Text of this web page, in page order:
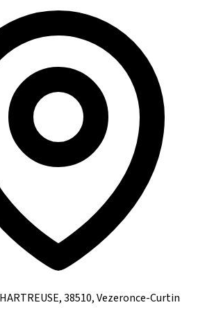
38510, Vezeronce-Curtin